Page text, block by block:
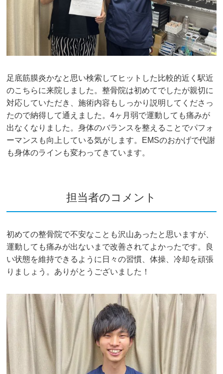
足底筋膜炎かなと思い検索してヒットした比較的近く駅近
のこちらに来院しました。整骨院は初めてでしたが親切に
対応していただき、施術内容もしっかり説明してくださっ
たので納得して通えました。4ヶ月弱で運動しても痛みが
出なくなりました。身体のバランスを整えることでパフォ
ーマンスも向上している気がします。EMSのおかげで代謝
も身体のラインも変わってきています。
担当者のコメント
初めての整骨院で不安なことも沢山あったと思いますが、
運動しても痛みが出ないまで改善されてよかったです。良
い状態を維持できるように日々の習慣、体操、冷却を頑張
りましょう。ありがとうございました！